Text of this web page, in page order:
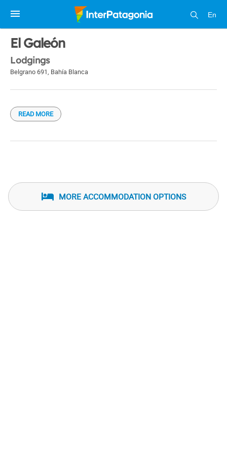
En
1 / 1
El Galeón
Lodgings
Belgrano 691, Bahía Blanca
READ MORE
MORE ACCOMMODATION OPTIONS